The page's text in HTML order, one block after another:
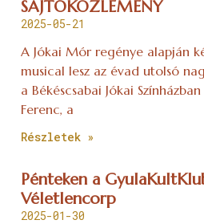
SAJTÓKÖZLEMÉNY
2025-05-21
A Jókai Mór regénye alapján
musical lesz az évad utolsó
a Békéscsabai Jókai
Ferenc, a
Részletek »
Pénteken a
Véletlencorp
2025-01-30